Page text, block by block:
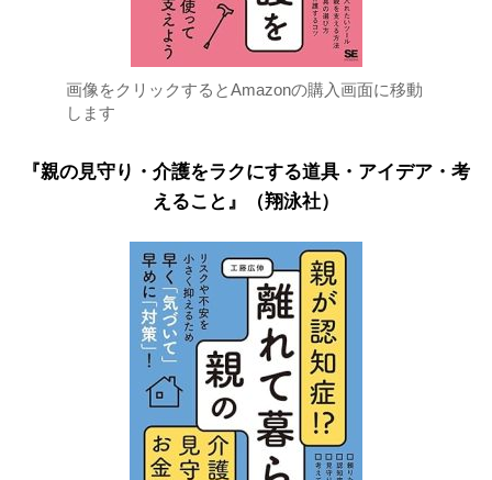
画像をクリックするとAmazonの購入画面に移動
します
『親の見守り・介護をラクにする道具・アイデア・考
えること』（翔泳社）